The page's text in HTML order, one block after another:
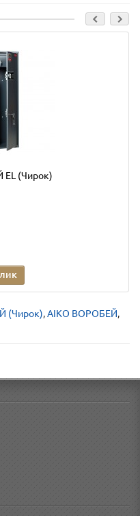
(Чирок)
(Чирок),AIKO ВОРОБЕЙ,